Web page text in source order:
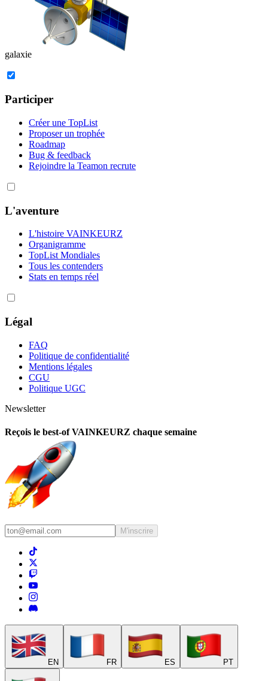
galaxie
Participer
Créer une TopList
Proposer un trophée
Roadmap
Bug & feedback
Rejoindre la Teamon recrute
L'aventure
L'histoire VAINKEURZ
Organigramme
TopList Mondiales
Tous les contenders
Stats en temps réel
Légal
FAQ
Politique de confidentialité
Mentions légales
CGU
Politique UGC
Newsletter
Reçois le best-of VAINKEURZ chaque semaine
M'inscrire
EN FR ES PT